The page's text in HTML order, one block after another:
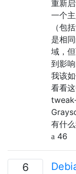
重新
一个
（包
是相
域，
到影
我该
看看
有什
46
6